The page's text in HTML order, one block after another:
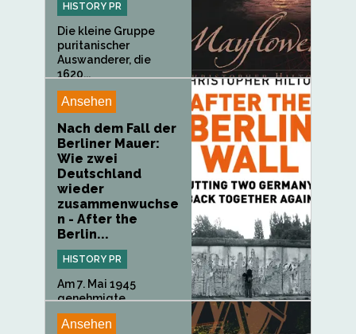
HISTORY PR
Die kleine Gruppe
puritanischer
Auswanderer, die
1620...
Ansehen
Nach dem Fall der
Berliner Mauer:
Wie zwei
Deutschland
wieder
zusammenwuchse
n - After the
Berlin...
HISTORY PR
Am 7. Mai 1945
genehmigte
Großadmiral Donitz,
der...
Ansehen